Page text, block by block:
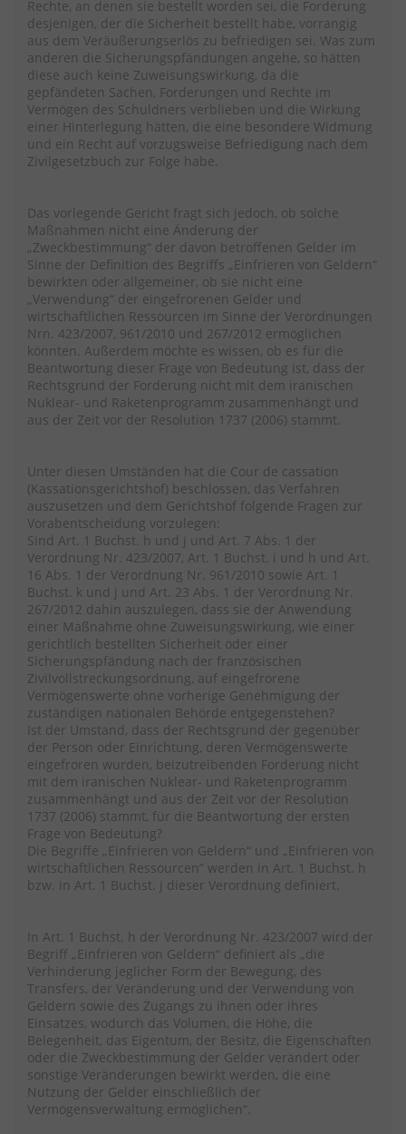
Rechte, an denen sie bestellt worden sei, die Forderung
desjenigen, der die Sicherheit bestellt habe, vorrangig
aus dem Veräußerungserlös zu befriedigen sei. Was zum
anderen die Sicherungspfändungen angehe, so hätten
diese auch keine Zuweisungswirkung, da die
gepfändeten Sachen, Forderungen und Rechte im
Vermögen des Schuldners verblieben und die Wirkung
einer Hinterlegung hätten, die eine besondere Widmung
und ein Recht auf vorzugsweise Befriedigung nach dem
Zivilgesetzbuch zur Folge habe.
Das vorlegende Gericht fragt sich jedoch, ob solche
Maßnahmen nicht eine Änderung der
„Zweckbestimmung“ der davon betroffenen Gelder im
Sinne der Definition des Begriffs „Einfrieren von Geldern“
bewirkten oder allgemeiner, ob sie nicht eine
„Verwendung“ der eingefrorenen Gelder und
wirtschaftlichen Ressourcen im Sinne der Verordnungen
Nrn. 423/2007, 961/2010 und 267/2012 ermöglichen
könnten. Außerdem möchte es wissen, ob es für die
Beantwortung dieser Frage von Bedeutung ist, dass der
Rechtsgrund der Forderung nicht mit dem iranischen
Nuklear- und Raketenprogramm zusammenhängt und
aus der Zeit vor der Resolution 1737 (2006) stammt.
Unter diesen Umständen hat die Cour de cassation
(Kassationsgerichtshof) beschlossen, das Verfahren
auszusetzen und dem Gerichtshof folgende Fragen zur
Vorabentscheidung vorzulegen:
Sind Art. 1 Buchst. h und j und Art. 7 Abs. 1 der
Verordnung Nr. 423/2007, Art. 1 Buchst. i und h und Art.
16 Abs. 1 der Verordnung Nr. 961/2010 sowie Art. 1
Buchst. k und j und Art. 23 Abs. 1 der Verordnung Nr.
267/2012 dahin auszulegen, dass sie der Anwendung
einer Maßnahme ohne Zuweisungswirkung, wie einer
gerichtlich bestellten Sicherheit oder einer
Sicherungspfändung nach der französischen
Zivilvollstreckungsordnung, auf eingefrorene
Vermögenswerte ohne vorherige Genehmigung der
zuständigen nationalen Behörde entgegenstehen?
Ist der Umstand, dass der Rechtsgrund der gegenüber
der Person oder Einrichtung, deren Vermögenswerte
eingefroren wurden, beizutreibenden Forderung nicht
mit dem iranischen Nuklear- und Raketenprogramm
zusammenhängt und aus der Zeit vor der Resolution
1737 (2006) stammt, für die Beantwortung der ersten
Frage von Bedeutung?
Die Begriffe „Einfrieren von Geldern“ und „Einfrieren von
wirtschaftlichen Ressourcen“ werden in Art. 1 Buchst. h
bzw. in Art. 1 Buchst. j dieser Verordnung definiert.
In Art. 1 Buchst. h der Verordnung Nr. 423/2007 wird der
Begriff „Einfrieren von Geldern“ definiert als „die
Verhinderung jeglicher Form der Bewegung, des
Transfers, der Veränderung und der Verwendung von
Geldern sowie des Zugangs zu ihnen oder ihres
Einsatzes, wodurch das Volumen, die Höhe, die
Belegenheit, das Eigentum, der Besitz, die Eigenschaften
oder die Zweckbestimmung der Gelder verändert oder
sonstige Veränderungen bewirkt werden, die eine
Nutzung der Gelder einschließlich der
Vermögensverwaltung ermöglichen“.